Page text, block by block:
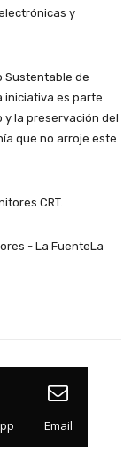
y
Sustentable de
iniciativa es parte
y la preservación del
que no arroje este
CRT.
Email